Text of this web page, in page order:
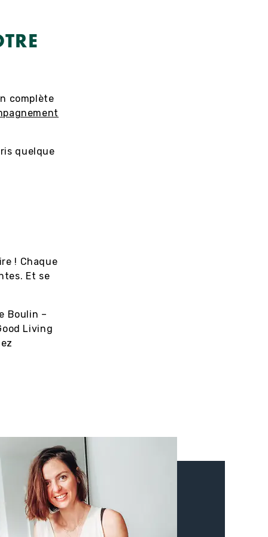
complète
quelque
! Chaque
Et se
Boulin –
Living